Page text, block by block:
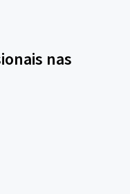
nas